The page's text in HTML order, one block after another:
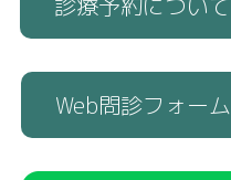
Web問診フォーム